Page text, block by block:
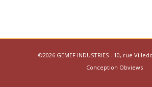
©2026 GEMEF INDUSTRIES - 10, rue
Conception Obviews